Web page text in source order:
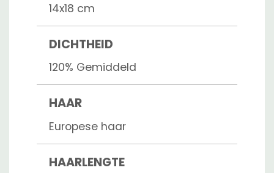
14x18 cm
DICHTHEID
120% Gemiddeld
HAAR
Europese haar
HAARLENGTE